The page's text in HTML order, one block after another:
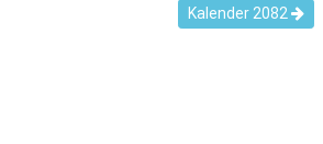
Kalender 2082